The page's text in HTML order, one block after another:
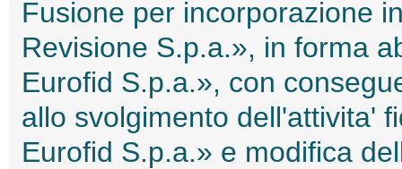
Fusione per incorporazione
Revisione S.p.a.», in forma
Eurofid S.p.a.», con
allo svolgimento dell'attivita'
Eurofid S.p.a.» e modifica